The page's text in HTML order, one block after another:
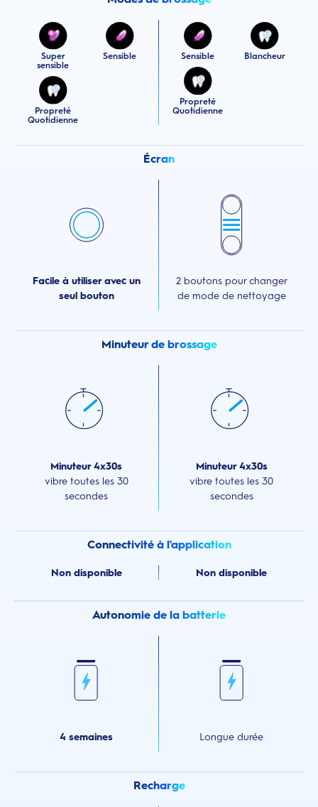
Super
sensible
Sensible
Propreté
Quotidienne
Sensible Blancheur
Propreté
Quotidienne
Écran
Facile à utiliser avec un
seul bouton
2 boutons pour changer
de mode de nettoyage
Minuteur de brossage
Minuteur 4x30s
vibre toutes les 30
secondes
Minuteur 4x30s
vibre toutes les 30
secondes
Connectivité à l'application
Non disponible Non disponible
Autonomie de la batterie
4 semaines Longue durée
Recharge